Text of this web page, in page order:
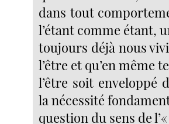
dans tout
l’étant comme étant,
toujours déjà nous
l’être et qu’en même
l’être soit enveloppé
la nécessité
question du sens de